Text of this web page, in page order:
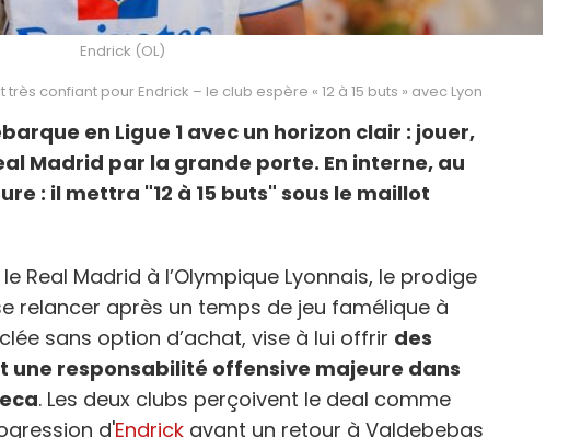
Endrick (OL)
très confiant pour Endrick – le club espère « 12 à 15 buts » avec Lyon
en Ligue 1 avec un horizon clair : jouer,
Madrid par la grande porte. En interne, au
: il mettra "12 à 15 buts" sous le maillot
Real Madrid à l’Olympique Lyonnais, le prodige
relancer après un temps de jeu famélique à
sans option d’achat, vise à lui offrir des
une responsabilité offensive majeure dans
. Les deux clubs perçoivent le deal comme
d'Endrick avant un retour à Valdebebas